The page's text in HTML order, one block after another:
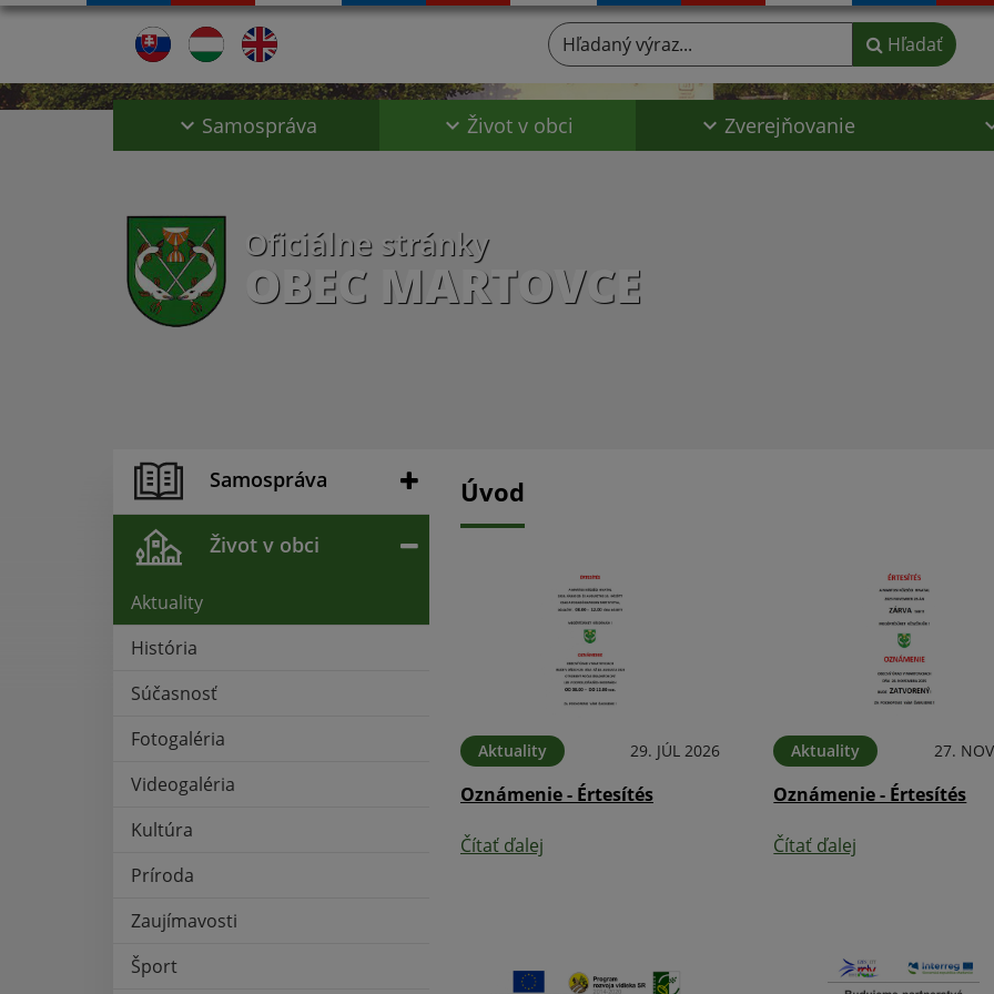
Hľadaný výraz... Hľadať
Samospráva Život v obci Zverejňovanie
Oficiálne stránky
OBEC MARTOVCE
Samospráva
Život v obci
Aktuality
História
Súčasnosť
Fotogaléria
Videogaléria
Kultúra
Príroda
Zaujímavosti
Šport
Úvod
14. OKT 2020 Aktuality
Núdzový stav
Aktuality 29. JÚL 2026
Oznámenie - Értesítés
Čítať ďalej
Aktuality 27.
Oznámenie - Értesítés
Čítať ďalej